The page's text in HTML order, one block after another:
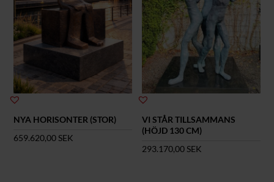
NYA HORISONTER (STOR)
659.620,00 SEK
VI STÅR TILLSAMMANS
(HÖJD 130 CM)
293.170,00 SEK